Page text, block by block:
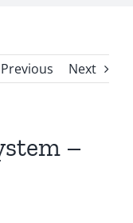
Previous Next
–